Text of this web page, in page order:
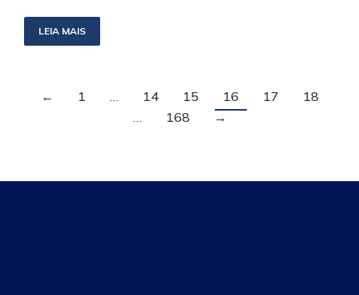
LEIA MAIS
← 1 … 14 15 16 17
18
…
168 →